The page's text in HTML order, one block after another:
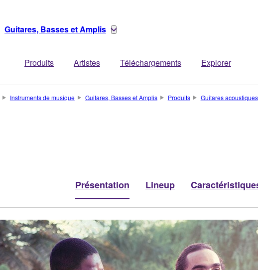
Guitares, Basses et Amplis
Produits Artistes Téléchargements Explorer
Instruments de musique Guitares, Basses et Amplis Produits Guitares acoustiques
Présentation Lineup